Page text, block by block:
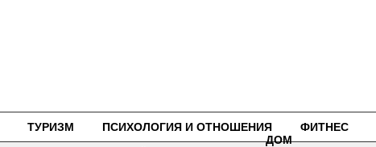
ТУРИЗМ ПСИХОЛОГИЯ И ОТНОШЕНИЯ ФИТНЕС
ДОМ